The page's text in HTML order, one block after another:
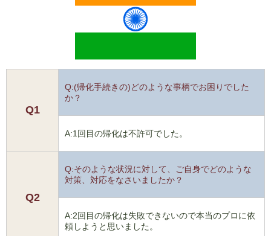
Q1
Q:(帰化手続きの)どのような事柄でお困りでした
か？
A:1回目の帰化は不許可でした。
Q2
Q:そのような状況に対して、ご自身でどのような
対策、対応をなさいましたか？
A:2回目の帰化は失敗できないので本当のプロに依
頼しようと思いました。